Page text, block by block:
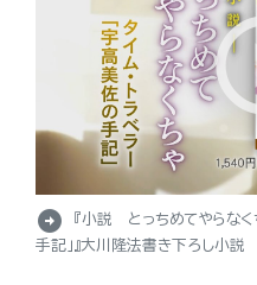
arrow_circle_right
『小説 とっちめてやらなく
手記」』大川隆法書き下ろし小説